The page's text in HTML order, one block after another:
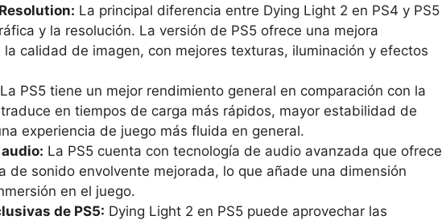
La ⁢principal diferencia ​entre‌ Dying‍ Light 2 en ⁤PS4 y PS5⁣
y⁢ la resolución. La⁣ versión de‍ PS5 ofrece ⁢una mejora
la calidad de imagen, con mejores ⁤texturas,‌ iluminación y efectos
La ‌PS5 tiene un ⁢mejor rendimiento general en ‍comparación‌ con la
en tiempos⁢ de carga más rápidos, mayor estabilidad de
experiencia de juego más fluida en ⁤general.
La PS5 ​cuenta con tecnología ⁣de audio avanzada que ofrece⁤
de sonido envolvente ​mejorada,‌ lo⁢ que añade una dimensión
en el juego.
de PS5: Dying ⁤Light 2 en PS5‌ puede aprovechar las